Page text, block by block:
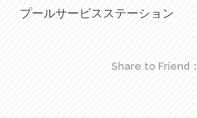
プールサービスステーション
Share to Friend：